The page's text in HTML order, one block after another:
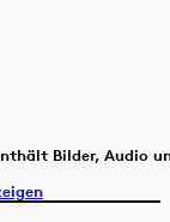
Bilder, Audio